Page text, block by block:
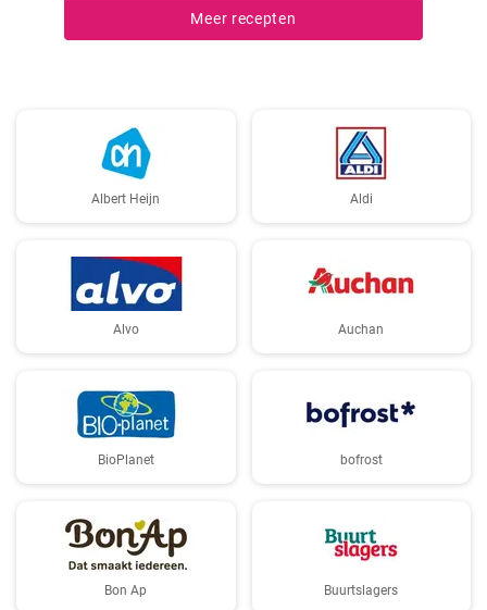
ideaal voor een gezonde lunch of avondmaaltijd en gemakkelijk van
tevoren klaar te maken. Daarom is dit recept al jaren een van mijn
favorieten.
Meer recepten
Albert Heijn Aldi
Alvo Auchan
BioPlanet bofrost
Bon Ap Buurtslagers